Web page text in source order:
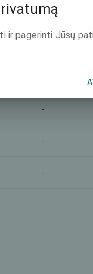
Bendra
-
-
-
ir pagerinti Jūsų